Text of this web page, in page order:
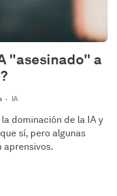
IA
"asesinado" a
dominación de la IA y
sí, pero algunas
aprensivos.